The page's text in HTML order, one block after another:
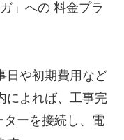
」への 料金プラ
日や初期費用など
によれば、工事完
ーを接続し、電